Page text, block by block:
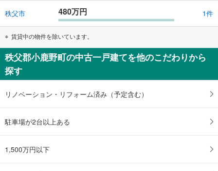
秩父市 480万円 1件
賃貸中の物件を除いています。
秩父郡小鹿野町の中古一戸建てを他のこだわりから
探す
リノベーション・リフォーム済み（予定含む）
駐車場が2台以上ある
1,500万円以下